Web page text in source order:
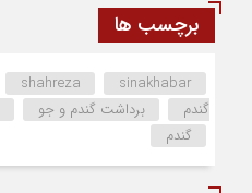
برچسب ها
shahreza sinakhabar
گندم
برداشت گندم و جو
گندم